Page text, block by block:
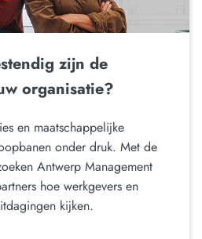
zijn de
organisatie?
en maatschappelijke
onder druk. Met de
Antwerp Management
hoe werkgevers en
kijken.